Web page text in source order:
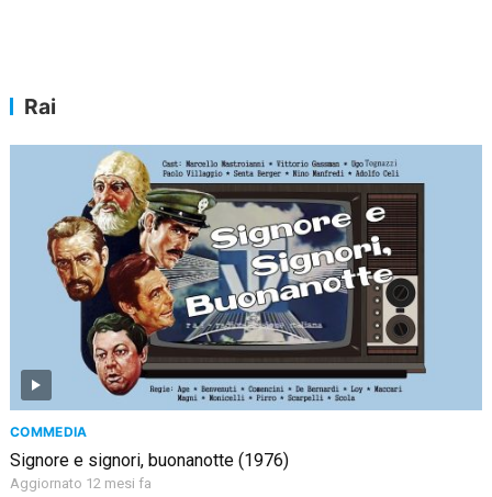
Rai
COMMEDIA
Signore e signori, buonanotte (1976)
Aggiornato 12 mesi fa